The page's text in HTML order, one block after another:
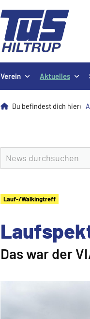
Verein Aktuelles
Du befindest dich hier:
Lauf-/Walkingtreff
Das war der